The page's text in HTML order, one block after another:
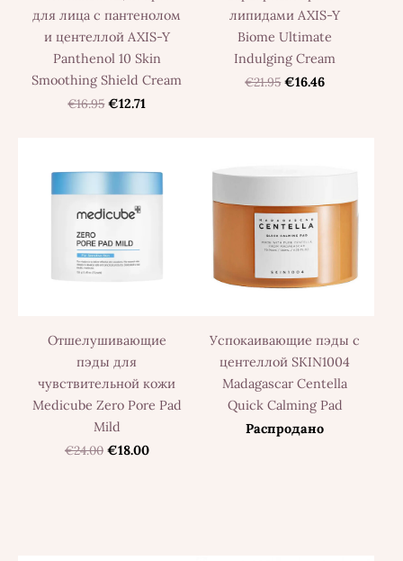
для лица с пантенолом
и центеллой AXIS-Y
Panthenol 10 Skin
Smoothing Shield Cream
€16.95 €12.71
липидами AXIS-Y
Biome Ultimate
Indulging Cream
€21.95 €16.46
Отшелушивающие
пэды для
чувствительной кожи
Medicube Zero Pore Pad
Mild
€24.00 €18.00
Успокаивающие пэды с
центеллой SKIN1004
Madagascar Centella
Quick Calming Pad
Распродано